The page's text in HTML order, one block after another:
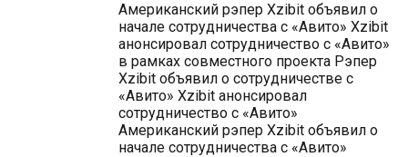
Американский рэпер Xzibit объявил о
начале сотрудничества с «Авито» Xzibit
анонсировал сотрудничество с «Авито»
в рамках совместного проекта Рэпер
Xzibit объявил о сотрудничестве с
«Авито» Xzibit анонсировал
сотрудничество с «Авито»
Американский рэпер Xzibit объявил о
начале сотрудничества с «Авито»